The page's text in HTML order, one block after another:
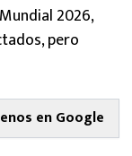
2026,
pero
en Google